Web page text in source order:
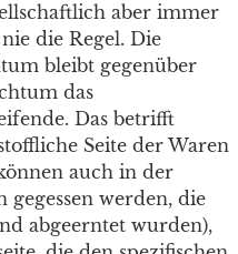
aber immer
die Regel. Die
bleibt gegenüber
das
Das betrifft
Seite der Waren
auch in der
werden, die
abgeerntet wurden),